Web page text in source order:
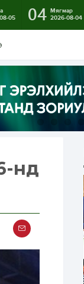
05
04 Мягмар
2026-08-04
нд